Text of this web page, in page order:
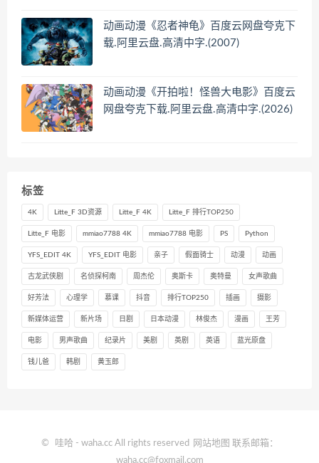
动画动漫《忍者神龟》百度云网盘夸克下
载.阿里云盘.高清中字.(2007)
动画动漫《开拍啦！怪兽大电影》百度云
网盘夸克下载.阿里云盘.高清中字.(2026)
标签
4K Litte_F 3D资源 Litte_F 4K Litte_F 排行TOP250
Litte_F 电影 mmiao7788 4K mmiao7788 电影 PS Python
YFS_EDIT 4K YFS_EDIT 电影 亲子 假面骑士 动漫 动画
古龙武侠剧 名侦探柯南 周杰伦 奥斯卡 奥特曼 女声歌曲
好芳法 心理学 慕课 抖音 排行TOP250 插画 摄影
新媒体运营 新片场 日剧 日本动漫 林俊杰 漫画 王芳
电影 男声歌曲 纪录片 美剧 英剧 英语 蓝光原盘
钱儿爸 韩剧 黄玉郎
© 哇哈 - waha.cc All rights reserved 网站地图
联系邮箱：
waha.cc@foxmail.com